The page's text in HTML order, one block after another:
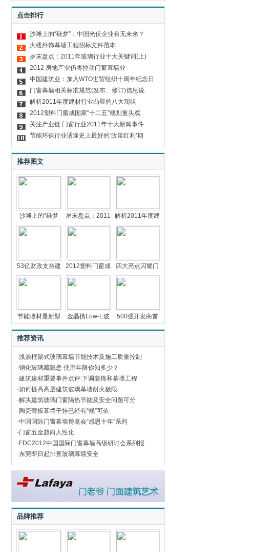
点击排行
沙滩上的“硅梦”：中国光伏企业有无未来？
大楼外饰幕墙工程招标文件范本
岁末盘点：2011年玻璃行业十大关键词(上)
2012 房地产业仍将拉动门窗幕墙业
中国建筑业：加入WTO世贸组织十周年纪念日
门窗幕墙相关标准规范(发布、修订)信息说
解析2011年度建材行业凸显的八大现状
2012塑料门窗成国家“十二五”规划重头戏
关注产业链 门窗行业2011年十大新闻事件
节能环保行业适逢史上最好的‘政策红利’期
推荐图文
沙滩上的“硅梦 岁末盘点：2011 解析2011年度建
53亿财政支持建 2012塑料门窗成 四大亮点闪耀门
节能墙材是新型 金晶携Low-E玻 500强开发商首
推荐资讯
·浅谈框架式玻璃幕墙节能技术及施工质量控制
·钢化玻璃藏隐患 使用年限你知多少？
·建筑建材重要事件点评:下调装饰和幕墙工程
·如何提高高层建筑玻璃幕墙耐火极限
·解决建筑玻璃门窗隔热节能及安全问题可分
·陶瓷薄板幕墙干挂已经有“规”可依
·中国国际门窗幕墙博览会“感恩十年”系列
·门窗五金趋向人性化
· FDC2012中国国际门窗幕墙高级研讨会系列报
·东莞即日起排查玻璃幕墙安全
品牌推荐